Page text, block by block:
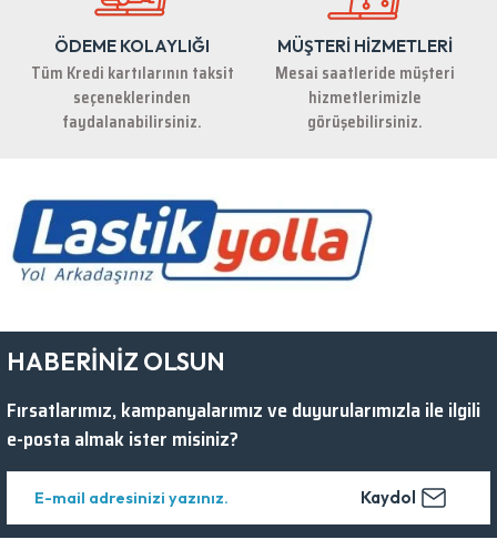
ÖDEME KOLAYLIĞI
Tüm Kredi kartılarının taksit
seçeneklerinden
faydalanabilirsiniz.
MÜŞTERİ HİZMETLERİ
Mesai saatleride müşteri
hizmetlerimizle
görüşebilirsiniz.
HABERİNİZ OLSUN
Fırsatlarımız, kampanyalarımız ve duyurularımızla ile ilgili
e-posta almak ister misiniz?
Kaydol